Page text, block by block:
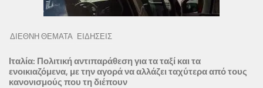
ΔΙΕΘΝΗ ΘΕΜΑΤΑ ΕΙΔΗΣΕΙΣ
Ιταλία: Πολιτική αντιπαράθεση για τα ταξί και τα
ενοικιαζόμενα, με την αγορά να αλλάζει ταχύτερα από τους
κανονισμούς που τη διέπουν